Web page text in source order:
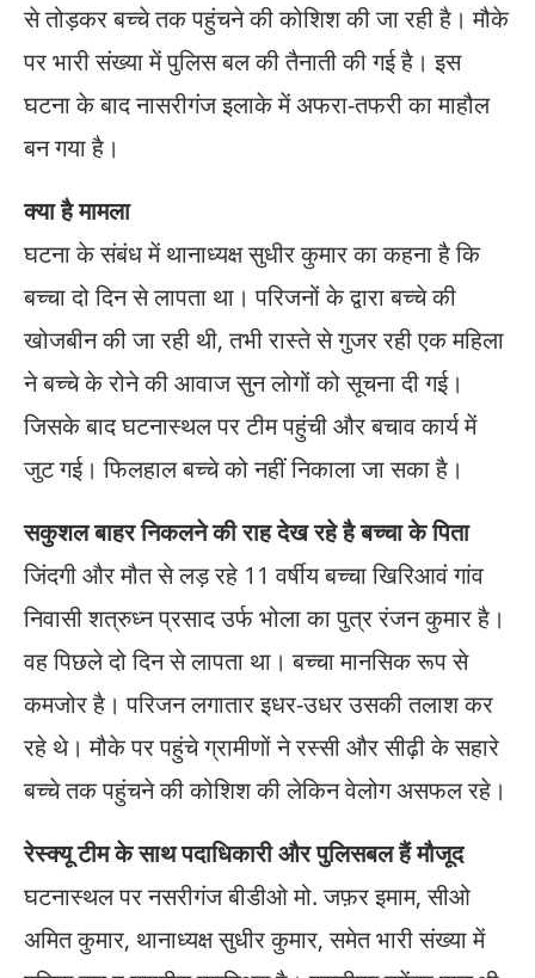
से तोड़कर बच्चे तक पहुंचने की कोशिश की जा रही है। मौके
पर भारी संख्या में पुलिस बल की तैनाती की गई है। इस
घटना के बाद नासरीगंज इलाके में अफरा-तफरी का माहौल
बन गया है।
क्या है मामला
घटना के संबंध में थानाध्यक्ष सुधीर कुमार का कहना है कि
बच्चा दो दिन से लापता था। परिजनों के द्वारा बच्चे की
खोजबीन की जा रही थी, तभी रास्ते से गुजर रही एक महिला
ने बच्चे के रोने की आवाज सुन लोगों को सूचना दी गई।
जिसके बाद घटनास्थल पर टीम पहुंची और बचाव कार्य में
जुट गई। फिलहाल बच्चे को नहीं निकाला जा सका है।
सकुशल बाहर निकलने की राह देख रहे है बच्चा के पिता
जिंदगी और मौत से लड़ रहे 11 वर्षीय बच्चा खिरिआवं गांव
निवासी शत्रुध्न प्रसाद उर्फ भोला का पुत्र रंजन कुमार है।
वह पिछले दो दिन से लापता था। बच्चा मानसिक रूप से
कमजोर है। परिजन लगातार इधर-उधर उसकी तलाश कर
रहे थे। मौके पर पहुंचे ग्रामीणों ने रस्सी और सीढ़ी के सहारे
बच्चे तक पहुंचने की कोशिश की लेकिन वेलोग असफल रहे।
रेस्क्यू टीम के साथ पदाधिकारी और पुलिसबल हैं मौजूद
घटनास्थल पर नसरीगंज बीडीओ मो. जफ़र इमाम, सीओ
अमित कुमार, थानाध्यक्ष सुधीर कुमार, समेत भारी संख्या में